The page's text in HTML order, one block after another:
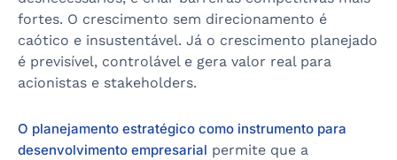
fortes. O crescimento sem direcionamento é
caótico e insustentável. Já o crescimento planejado
é previsível, controlável e gera valor real para
acionistas e stakeholders.
O planejamento estratégico como instrumento para
desenvolvimento empresarial permite que a